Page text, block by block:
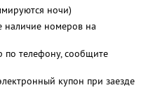
ночи)
наличие номеров на
по телефону, сообщите
купон при заезде